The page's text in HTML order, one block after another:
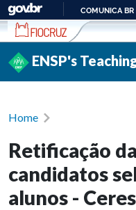
Ir para conteúdo COMUNICA BR
ENSP's
Home
Retificação
candidatos
alunos -